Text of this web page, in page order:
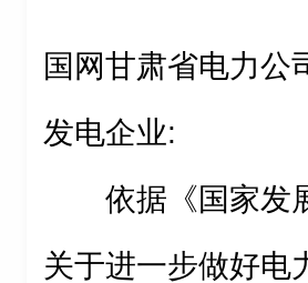
国网甘肃省电力公
发电企业:
依据《国家发
关于进一步做好电